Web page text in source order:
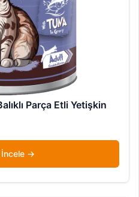
Parça Etli Yetişkin